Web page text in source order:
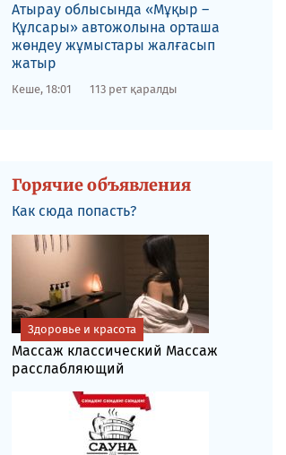
​Атырау облысында «Мұқыр –
Құлсары» автожолына орташа
жөндеу жұмыстары жалғасып
жатыр
Кеше, 18:01 113 рет қаралды
Горячие объявления
Как сюда попасть?
Массаж классический Массаж
расслабляющий
Здоровье и красота